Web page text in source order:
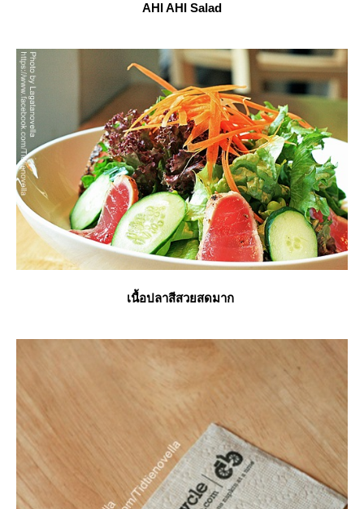
AHI AHI Salad
เนื้อปลาสีสวยสดมาก